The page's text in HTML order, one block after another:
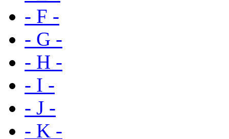
- F -
- G -
- H -
- I -
- J -
- K -